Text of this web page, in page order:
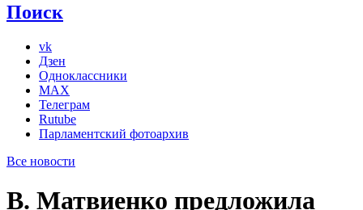
Поиск
vk
Дзен
Одноклассники
MAX
Телеграм
Rutube
Парламентский фотоархив
Все новости
В. Матвиенко предложила